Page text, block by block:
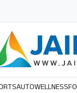
AUTOWELLNESS